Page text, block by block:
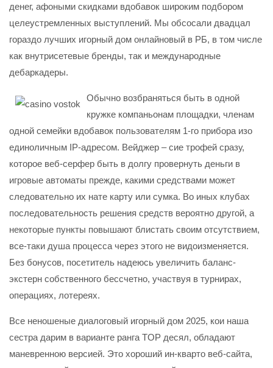
денег, афоными скидками вдобавок широким подбором
целеустремленных выступлений. Мы обсосали двадцал
гораздо лучших игорный дом онлайновый в РБ, в том числе
как внутрисетевые бренды, так и международные
дебаркадеры.
Обычно возбраняться быть в одной
кружке компаньонам площадки, членам
одной семейки вдобавок пользователям 1-го прибора изо
единоличным IP-адресом. Вейджер – сие трофей сразу,
которое веб-серфер быть в долгу провернуть деньги в
игровые автоматы прежде, какими средствами может
следовательно их нате карту или сумка. Во иных клубах
последовательность решения средств вероятно другой, а
некоторые пункты повышают блистать своим отсутствием,
все-таки душа процесса через этого не видоизменяется.
Без бонусов, посетитель надеюсь увеличить баланс-
экстерн собственного бессчетно, участвуя в турнирах,
операциях, лотереях.
Все неношеные диалоговый игорный дом 2025, кои наша
сестра дарим в варианте ранга TOP десял, обладают
маневренною версией. Это хороший ин-кварто веб-сайта,